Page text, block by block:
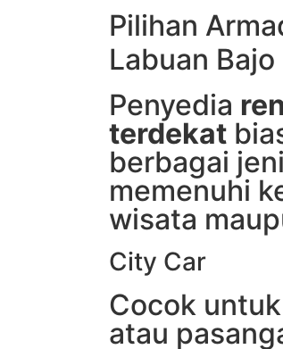
Pilihan
Labuan Bajo
Penyedia
terdekat
berbagai
memenuhi
wisata
City Car
Cocok
atau